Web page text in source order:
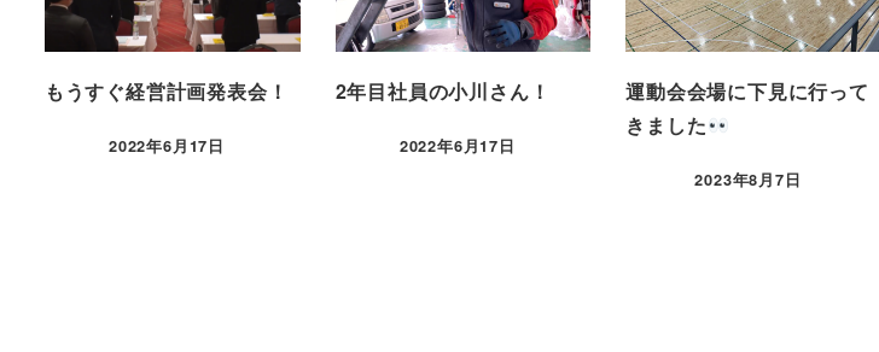
もうすぐ経営計画発表会！
2022年6月17日
2年目社員の小川さん！
2022年6月17日
運動会会場に下見に行って
きました
2023年8月7日